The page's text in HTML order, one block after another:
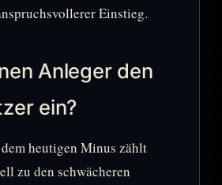
Einstieg.
Anleger den
ein?
heutigen Minus zählt
zu den schwächeren